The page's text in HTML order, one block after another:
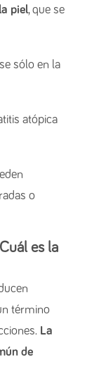
piel, que se
sólo en la
atópica
o
es la
término
La
de